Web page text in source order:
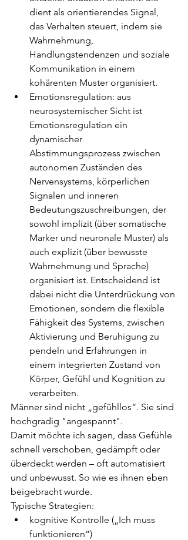
dient als orientierendes Signal,
das Verhalten steuert, indem sie
Wahrnehmung,
Handlungstendenzen und soziale
Kommunikation in einem
kohärenten Muster organisiert.
Emotionsregulation: aus
neurosystemischer Sicht ist
Emotionsregulation ein
dynamischer
Abstimmungsprozess zwischen
autonomen Zuständen des
Nervensystems, körperlichen
Signalen und inneren
Bedeutungszuschreibungen, der
sowohl implizit (über somatische
Marker und neuronale Muster) als
auch explizit (über bewusste
Wahrnehmung und Sprache)
organisiert ist. Entscheidend ist
dabei nicht die Unterdrückung von
Emotionen, sondern die flexible
Fähigkeit des Systems, zwischen
Aktivierung und Beruhigung zu
pendeln und Erfahrungen in
einem integrierten Zustand von
Körper, Gefühl und Kognition zu
verarbeiten.
Männer sind nicht „gefühllos“. Sie sind
hochgradig "angespannt".
Damit möchte ich sagen, dass Gefühle
schnell verschoben, gedämpft oder
überdeckt werden – oft automatisiert
und unbewusst. So wie es ihnen eben
beigebracht wurde.
Typische Strategien:
kognitive Kontrolle („Ich muss
funktionieren“)